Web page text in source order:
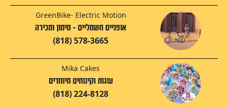
GreenBike- Electric Motion
אופניים חשמליים - מימון ומכירה
(818) 578-3665
Mika Cakes
עוגות וקינוחים מיוחדים
(818) 224-8128